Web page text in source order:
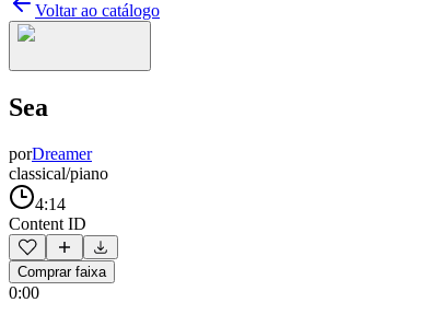
Voltar ao catálogo
Sea
porDreamer
classical/piano
4:14
Content ID
Comprar faixa
0:00